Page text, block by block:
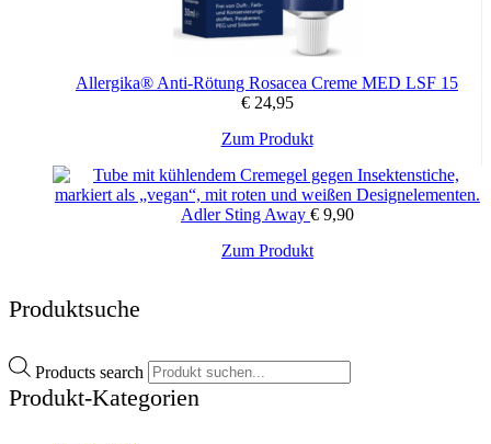
Allergika® Anti-Rötung Rosacea Creme MED LSF 15
€24,95
Zum Produkt
Adler Sting Away € 9,90
Zum Produkt
Produktsuche
Products search
Produkt-Kategorien